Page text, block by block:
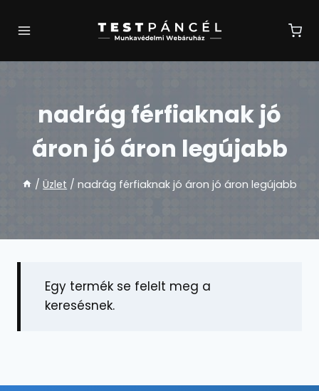
nadrág férfiaknak jó
áron jó áron legújabb
/ Üzlet / nadrág férfiaknak jó áron jó áron legújabb
Egy termék se felelt meg a
keresésnek.